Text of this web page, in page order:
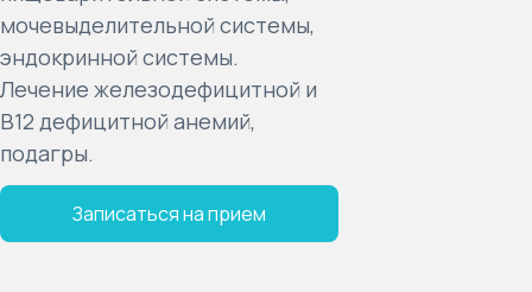
мочевыделительной системы,
эндокринной системы.
Лечение железодефицитной и
В12 дефицитной анемий,
подагры.
Записаться на прием